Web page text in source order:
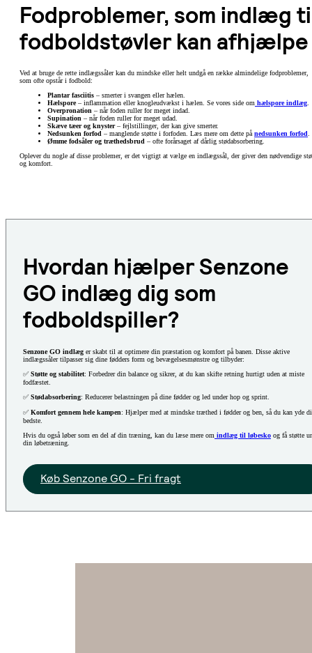
Fodproblemer, som indlæg
fodboldstøvler kan afhjælpe
Ved at bruge de rette indlægssåler kan du mindske eller helt undgå en række almindelige fodproblemer,
som ofte opstår i fodbold:
Plantar fasciitis – smerter i svangen eller hælen.
Hælspore– inflammation eller knogleudvækst i hælen. Se vores side om hælspore indlæg
Overpronation – når foden ruller for meget indad.
Supination – når foden ruller for meget udad.
Skæve tæer og knyster– fejlstillinger, der kan give smerter.
Nedsunken forfod – manglende støtte i forfoden. Læs mere om dette på nedsunken forfod
Ømme fodsåler og træthedsbrud – ofte forårsaget af dårlig stødabsorbering.
Oplever du nogle af disse problemer, er det vigtigt at vælge en indlægssål, der giver den nødvendige
og komfort.
Hvordan hjælper Senzone
GO indlæg dig som
fodboldspiller?
Senzone GO indlæg er skabt til at optimere din præstation og komfort på banen. Disse aktive
indlægssåler tilpasser sig dine fødders form og bevægelsesmønstre og tilbyder:
✅Støtte og stabilitet: Forbedrer din balance og sikrer, at du kan skifte retning hurtigt uden at miste
fodfæstet.
✅Stødabsorbering: Reducerer belastningen på dine fødder og led under hop og sprint.
✅Komfort gennem hele kampen: Hjælper med at mindske træthed i fødder og ben, så du kan yde
bedste.
Hvis du også løber som en del af din træning, kan du læse mere om indlæg til løbesko og få støtte
din løbetræning.
Køb Senzone GO - Fri fragt